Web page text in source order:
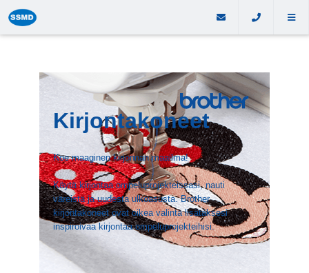
Kirjontakoneet
Koe maaginen kirjonnan maailma!
Käytä kirjontaa ompeluprojekteissasi, nauti
väreistä ja uudesta ulkoasusta. Brother
kirjontakoneet ovat oikea valinta lisätäksesi
inspiroivaa kirjontaa ompeluprojekteihisi.